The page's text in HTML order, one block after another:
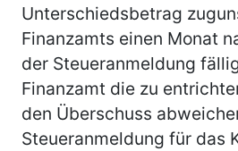
Unterschiedsbetrag
Finanzamts einen Monat
der Steueranmeldung
Finanzamt die zu
den Überschuss
Steueranmeldung für das